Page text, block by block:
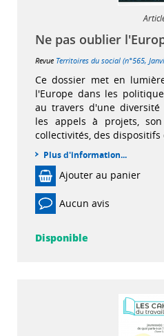
Ne pas oublier
Revue Territoires du social (n°565,
Ce dossier met en
l'Europe dans les
au travers d'une
les appels à projets,
collectivités, des dispositifs
Plus d'information...
Ajouter au panier
Aucun avis
Disponible